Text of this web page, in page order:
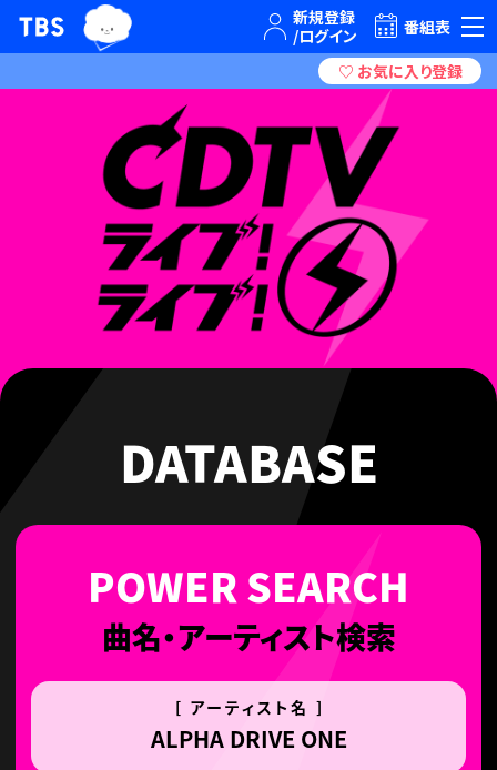
TBSテレビ｜ときめくときを。
TBSグループキャラクター『ワクティ』
番組表
DATABASE
曲名・アーティスト検索
[ アーティスト名 ]
ALPHA DRIVE ONE